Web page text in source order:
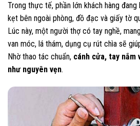
Trong thực tế, phần lớn khách hàng
kẹt bên ngoài phòng, đồ đạc và giấy tờ
Lúc này, một người thợ có tay nghề,
van móc, lá thám, dụng cụ rút chìa sẽ
Nhờ thao tác chuẩn, cánh cửa, tay nắm
như nguyên vẹn.